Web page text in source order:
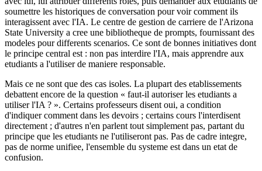
soumettre les historiques de conversation pour voir comment ils
interagissent avec l'IA. Le centre de gestion de carriere de l'Arizona
State University a cree une bibliotheque de prompts, fournissant des
modeles pour differents scenarios. Ce sont de bonnes initiatives dont
le principe central est : non pas interdire l'IA, mais apprendre aux
etudiants a l'utiliser de maniere responsable.
Mais ce ne sont que des cas isoles. La plupart des etablissements
debattent encore de la question « faut-il autoriser les etudiants a
utiliser l'IA ? ». Certains professeurs disent oui, a condition
d'indiquer comment dans les devoirs ; certains cours l'interdisent
directement ; d'autres n'en parlent tout simplement pas, partant du
principe que les etudiants ne l'utiliseront pas. Pas de cadre integre,
pas de norme unifiee, l'ensemble du systeme est dans un etat de
confusion.